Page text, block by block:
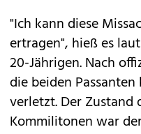
"Ich kann diese
ertragen", hieß es
20-Jährigen. Nach
die beiden
verletzt. Der Zustand
Kommilitonen war